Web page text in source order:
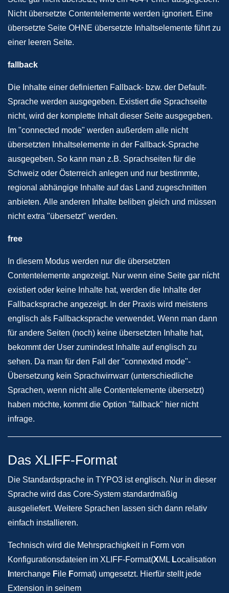
Nicht übersetzte Contentelemente werden ignoriert. Eine
übersetzte Seite OHNE übersetzte Inhaltselemente führt zu
einer leeren Seite.
fallback
Die Inhalte einer definierten Fallback- bzw. der Default-
Sprache werden ausgegeben. Existiert die Sprachseite
nicht, wird der komplette Inhalt dieser Seite ausgegeben.
Im "connected mode" werden außerdem alle nicht
übersetzten Inhaltselemente in der Fallback-Sprache
ausgegeben. So kann man z.B. Sprachseiten für die
Schweiz oder Österreich anlegen und nur bestimmte,
regional abhängige Inhalte auf das Land zugeschnitten
anbieten. Alle anderen Inhalte beliben gleich und müssen
nicht extra "übersetzt" werden.
free
In diesem Modus werden nur die übersetzten
Contentelemente angezeigt. Nur wenn eine Seite gar nícht
existiert oder keine Inhalte hat, werden die Inhalte der
Fallbacksprache angezeigt. In der Praxis wird meistens
englisch als Fallbacksprache verwendet. Wenn man dann
für andere Seiten (noch) keine übersetzten Inhalte hat,
bekommt der User zumindest Inhalte auf englisch zu
sehen. Da man für den Fall der "connexted mode"-
Übersetzung kein Sprachwirrwarr (unterschiedliche
Sprachen, wenn nicht alle Contentelemente übersetzt)
haben möchte, kommt die Option "fallback" hier nicht
infrage.
Das XLIFF-Format
Die Standardsprache in TYPO3 ist englisch. Nur in dieser
Sprache wird das Core-System standardmäßig
ausgeliefert. Weitere Sprachen lassen sich dann relativ
einfach installieren.
Technisch wird die Mehrsprachigkeit in Form von
Konfigurationsdateien im XLIFF-Format(XML Localisation
nterchange File Format) umgesetzt. Hierfür stellt jede
Extension in seinem